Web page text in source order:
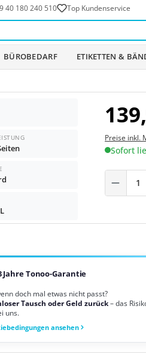
40 180 240 510 Top Kundenservice
BÜROBEDARF ETIKETTEN &
Preise inkl.
Sofort
Jahre Tonoo-Garantie
doch mal etwas nicht passt?
Tausch oder Geld zurück– das
uns.
ansehen